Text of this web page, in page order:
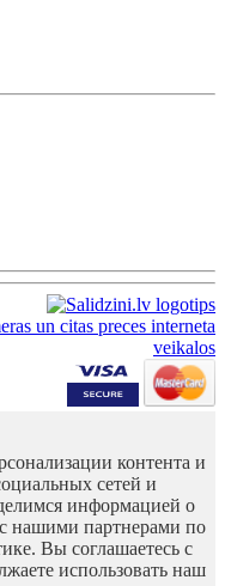
контента и
сетей и
информацией о
нашими партнерами по
Вы соглашаетесь с
использовать наш